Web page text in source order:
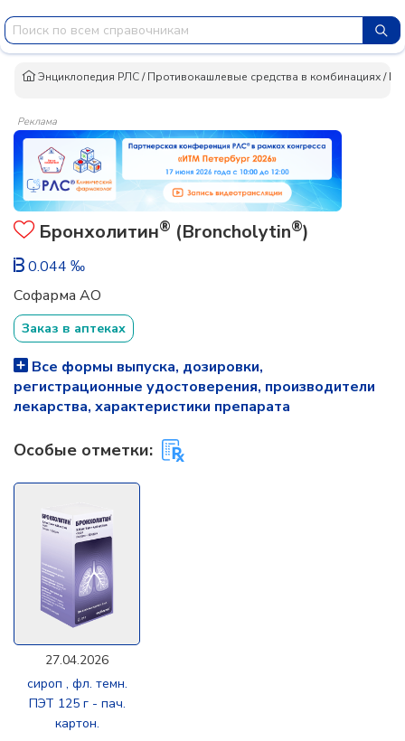
Энциклопедия РЛС/Противокашлевые средства в комбинациях/
Реклама
Бронхолитин® (Broncholytin®)
0.044 ‰
Софарма АО
Заказ в аптеках
Все формы выпуска, дозировки,
регистрационные удостоверения, производители
лекарства, характеристики препарата
Особые отметки:
27.04.2026
сироп , фл. темн.
ПЭТ 125 г - пач.
картон.